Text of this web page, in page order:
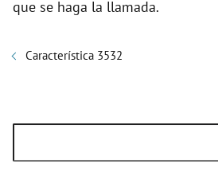
que se haga la llamada.
Característica 3532